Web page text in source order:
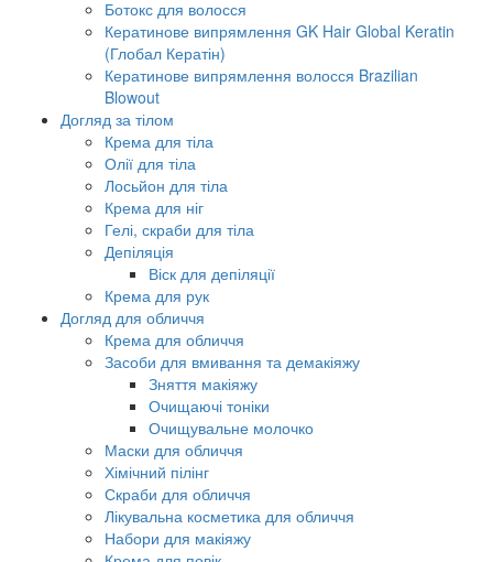
Ботокс для волосся
Кератинове випрямлення GK Hair Global Keratin
(Глобал Кератін)
Кератинове випрямлення волосся Brazilian
Blowout
Догляд за тілом
Крема для тіла
Олії для тіла
Лосьйон для тіла
Крема для ніг
Гелі, скраби для тіла
Депіляція
Віск для депіляції
Крема для рук
Догляд для обличчя
Крема для обличчя
Засоби для вмивання та демакіяжу
Зняття макіяжу
Очищаючі тоніки
Очищувальне молочко
Маски для обличчя
Хімічний пілінг
Скраби для обличчя
Лікувальна косметика для обличчя
Набори для макіяжу